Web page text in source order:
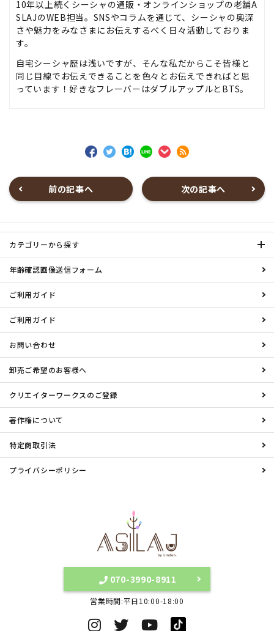
10年以上続くシーシャの通販・オンラインショップの老舗A
SLAJのWEB担当。SNSやコラムを通じて、シーシャの奥深
さや魅力をみなさまにお伝えするべく日々活動しておりま
す。
自宅シーシャ歴は浅いですが、そんな私だからこそ皆様と
同じ目線でお伝えできることを色々とお伝えできればと思
っています！好きなフレーバーはダブルアップルとBTS。
前の記事へ 次の記事へ
カテゴリーから探す
年齢確認画像送信フォーム
ご利用ガイド
ご利用ガイド
お問い合わせ
卸売ご希望のお客様へ
クリエイターワークスのご登録
著作権について
特定商取引法
プライバシーポリシー
070-3990-8911
営業時間:平日10:00-18:00